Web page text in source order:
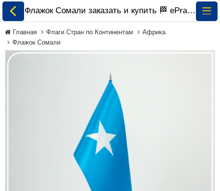
Флаги Мира по
Флаги на Заказ
Флажок Сомали заказать и купить 🏁 ePrapor.com.ua
Главная Флаги Стран по Континентам
Африка
Флажок Сомали